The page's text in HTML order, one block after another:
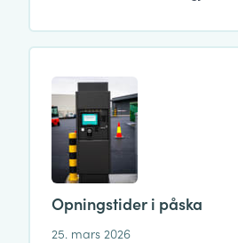
Opningstider i påska
25. mars 2026